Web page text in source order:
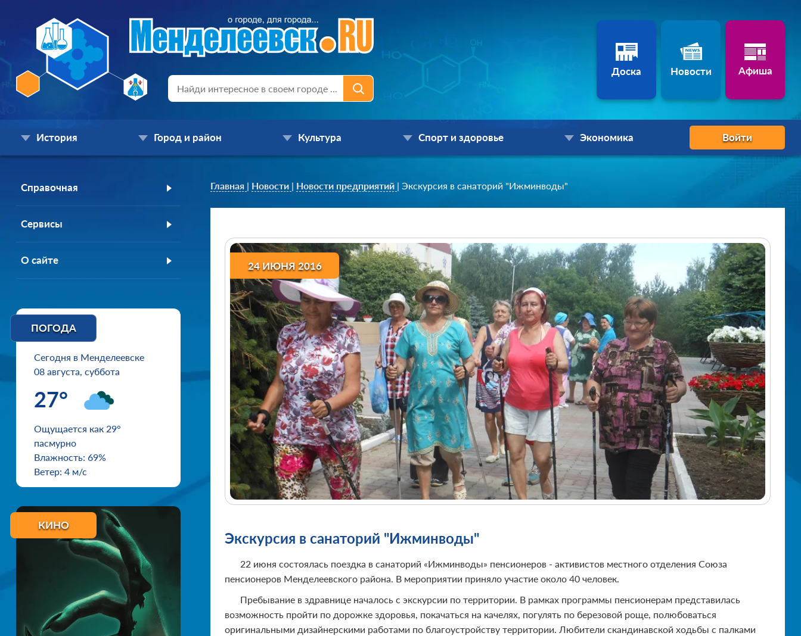
Доска Новости Афиша
История Город и район Культура Спорт и здоровье Экономика Войти
Справочная
Сервисы
О сайте
ПОГОДА
Сегодня в Менделеевске
08 августа, суббота
27°
Ощущается как 29°
пасмурно
Влажность: 69%
Ветер: 4 м/с
КИНО
Главная | Новости | Новости предприятий | Экскурсия в санаторий "Ижминводы"
24 ИЮНЯ 2016
Экскурсия в санаторий "Ижминводы"
22 июня состоялась поездка в санаторий «Ижминводы» пенсионеров - активистов местного отделения Союза
пенсионеров Менделеевского района. В мероприятии приняло участие около 40 человек.
Пребывание в здравнице началось с экскурсии по территории. В рамках программы пенсионерам представилась
возможность пройти по дорожке здоровья, покачаться на качелях, погулять по березовой роще, полюбоваться
оригинальными дизайнерскими работами по благоустройству территории. Любители скандинавской ходьбы с палками